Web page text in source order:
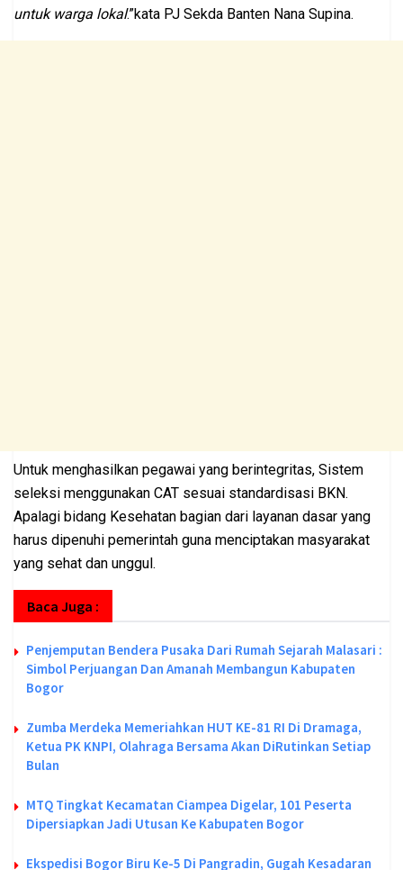
untuk warga lokal.”kata PJ Sekda Banten Nana Supina.
Untuk menghasilkan pegawai yang berintegritas, Sistem
seleksi menggunakan CAT sesuai standardisasi BKN.
Apalagi bidang Kesehatan bagian dari layanan dasar yang
harus dipenuhi pemerintah guna menciptakan masyarakat
yang sehat dan unggul.
Baca Juga :
Penjemputan Bendera Pusaka Dari Rumah Sejarah Malasari :
Simbol Perjuangan Dan Amanah Membangun Kabupaten
Bogor
Zumba Merdeka Memeriahkan HUT KE-81 RI Di Dramaga,
Ketua PK KNPI, Olahraga Bersama Akan DiRutinkan Setiap
Bulan
MTQ Tingkat Kecamatan Ciampea Digelar, 101 Peserta
Dipersiapkan Jadi Utusan Ke Kabupaten Bogor
Ekspedisi Bogor Biru Ke-5 Di Pangradin, Gugah Kesadaran